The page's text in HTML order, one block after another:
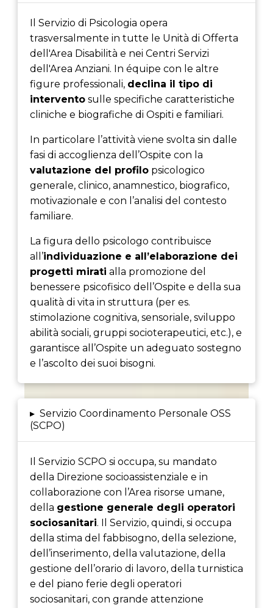
Il Servizio di Psicologia opera
trasversalmente in tutte le Unità di Offerta
dell'Area Disabilità e nei Centri Servizi
dell'Area Anziani. In équipe con le altre
figure professionali, declina il tipo di
interventosulle specifiche caratteristiche
cliniche e biografiche di Ospiti e familiari.
In particolare l’attività viene svolta sin dalle
fasi di accoglienza dell’Ospite con la
valutazione del profilopsicologico
generale, clinico, anamnestico, biografico,
motivazionale e con l’analisi del contesto
familiare.
La figura dello psicologo contribuisce
all’individuazione e all’elaborazione dei
progetti mirati alla promozione del
benessere psicofisico dell’Ospite e della sua
qualità di vita in struttura (per es.
stimolazione cognitiva, sensoriale, sviluppo
abilità sociali, gruppi socioterapeutici, etc.), e
garantisce all’Ospite un adeguato sostegno
e l’ascolto dei suoi bisogni.
▸ Servizio Coordinamento Personale OSS
(SCPO)
Il Servizio SCPO si occupa, su mandato
della Direzione socioassistenziale e in
collaborazione con l’Area risorse umane,
della gestione generale degli operatori
sociosanitari. Il Servizio, quindi, si occupa
della stima del fabbisogno, della selezione,
dell’inserimento, della valutazione, della
gestione dell’orario di lavoro, della turnistica
e del piano ferie degli operatori
sociosanitari, con grande attenzione